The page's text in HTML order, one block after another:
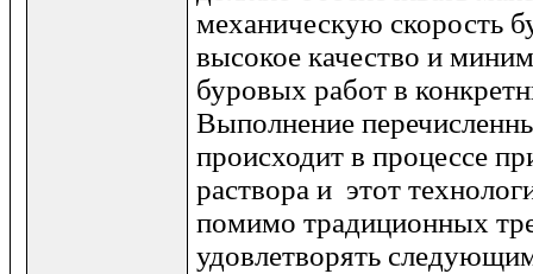
механическую скорость
высокое качество и
буровых работ в
Выполнение
происходит в процессе
раствора и этот
помимо традиционных
удовлетворять